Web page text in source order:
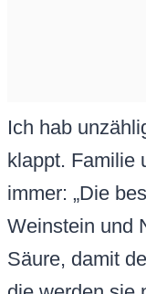
Ich hab
klappt. Familie
immer: „Die
Weinstein und
Säure, damit